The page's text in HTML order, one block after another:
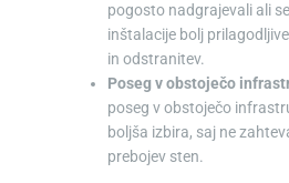
pogosto nadgrajevali ali
inštalacije bolj
in odstranitev.
Poseg v obstoječo
poseg v obstoječo
boljša izbira, saj ne
prebojev sten.